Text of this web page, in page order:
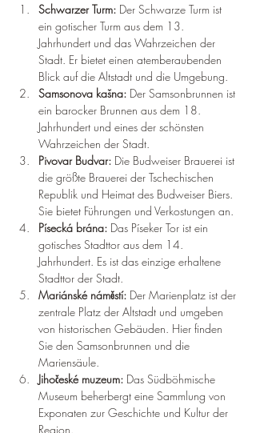
Schwarzer Turm: Der Schwarze Turm ist
ein gotischer Turm aus dem 13.
Jahrhundert und das Wahrzeichen der
Stadt. Er bietet einen atemberaubenden
Blick auf die Altstadt und die Umgebung.
Samsonova kašna: Der Samsonbrunnen ist
ein barocker Brunnen aus dem 18.
Jahrhundert und eines der schönsten
Wahrzeichen der Stadt.
Pivovar Budvar: Die Budweiser Brauerei ist
die größte Brauerei der Tschechischen
Republik und Heimat des Budweiser Biers.
Sie bietet Führungen und Verkostungen an.
Písecká brána: Das Píseker Tor ist ein
gotisches Stadttor aus dem 14.
Jahrhundert. Es ist das einzige erhaltene
Stadttor der Stadt.
Mariánské náměstí: Der Marienplatz ist der
zentrale Platz der Altstadt und umgeben
von historischen Gebäuden. Hier finden
Sie den Samsonbrunnen und die
Mariensäule.
Jihočeské muzeum: Das Südböhmische
Museum beherbergt eine Sammlung von
Exponaten zur Geschichte und Kultur der
Region.